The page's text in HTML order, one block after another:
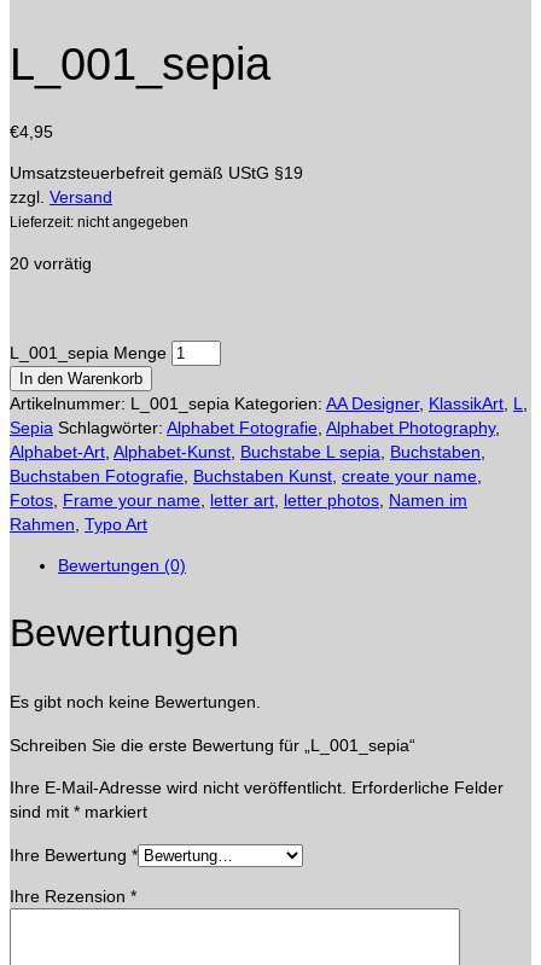
L_001_sepia
€4,95
Umsatzsteuerbefreit gemäß UStG §19
zzgl. Versand
Lieferzeit: nicht angegeben
20 vorrätig
L_001_sepia Menge
In den Warenkorb
Artikelnummer: L_001_sepia Kategorien: AA Designer, KlassikArt L
Sepia Schlagwörter: Alphabet Fotografie Alphabet Photography,
Alphabet-Art Alphabet-Kunst Buchstabe L sepia Buchstaben
Buchstaben Fotografie Buchstaben Kunst create your name
Fotos Frame your name letter art letter photos Namen im
Rahmen Typo Art
Bewertungen (0)
Bewertungen
Es gibt noch keine Bewertungen.
Schreiben Sie die erste Bewertung für „L_001_sepia“
Ihre E-Mail-Adresse wird nicht veröffentlicht. Erforderliche Felder
sind mit * markiert
Ihre Bewertung *
Ihre Rezension *